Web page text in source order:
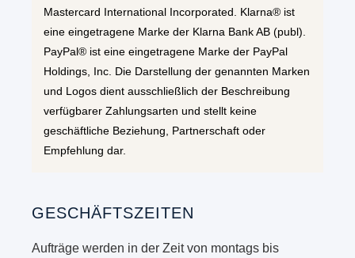
Mastercard International Incorporated. Klarna® ist
eine eingetragene Marke der Klarna Bank AB (publ).
PayPal® ist eine eingetragene Marke der PayPal
Holdings, Inc. Die Darstellung der genannten Marken
und Logos dient ausschließlich der Beschreibung
verfügbarer Zahlungsarten und stellt keine
geschäftliche Beziehung, Partnerschaft oder
Empfehlung dar.
GESCHÄFTSZEITEN
Aufträge werden in der Zeit von montags bis